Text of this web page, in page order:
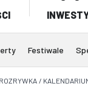
Festiwale
ROZRYWKA /